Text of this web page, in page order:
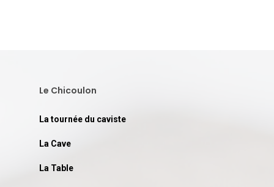
Le Chicoulon
La tournée du caviste
La Cave
La Table